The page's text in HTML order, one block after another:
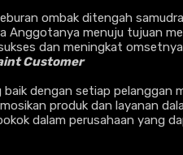
ombak ditengah
Anggotanya menuju tujuan
dan meningkat
Customer
dengan setiap pelanggan
produk dan layanan
dalam perusahaan yang